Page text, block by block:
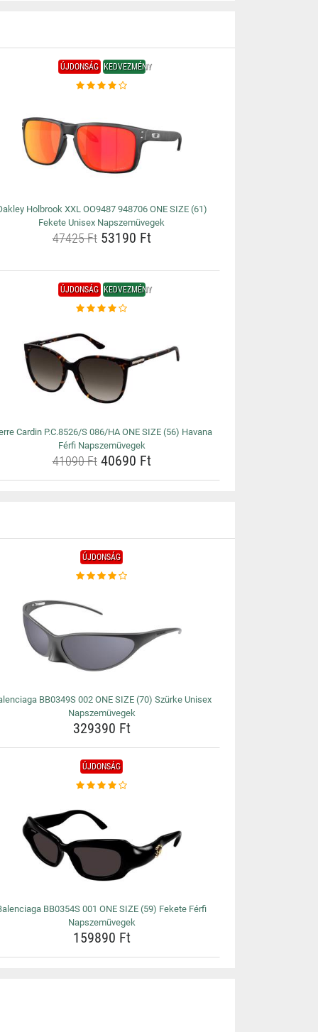
ÚJDONSÁG KEDVEZMÉNY
Holbrook XXL OO9487 948706 ONE SIZE (61)
Fekete Unisex Napszemüvegek
47425 Ft53190 Ft
ÚJDONSÁG KEDVEZMÉNY
Cardin P.C.8526/S 086/HA ONE SIZE (56) Havana
Férfi Napszemüvegek
41090 Ft40690 Ft
ÚJDONSÁG
BB0349S 002 ONE SIZE (70) Szürke Unisex
Napszemüvegek
329390 Ft
ÚJDONSÁG
BB0354S 001 ONE SIZE (59) Fekete Férfi
Napszemüvegek
159890 Ft